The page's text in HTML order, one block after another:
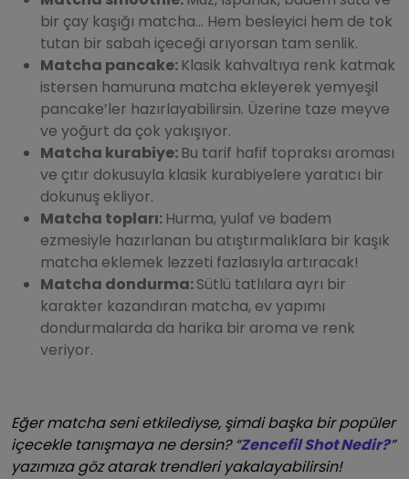
bir çay kaşığı matcha… Hem besleyici hem de tok
tutan bir sabah içeceği arıyorsan tam senlik.
Matcha pancake: Klasik kahvaltıya renk katmak
istersen hamuruna matcha ekleyerek yemyeşil
pancake’ler hazırlayabilirsin. Üzerine taze meyve
ve yoğurt da çok yakışıyor.
Matcha kurabiye: Bu tarif hafif topraksı aroması
ve çıtır dokusuyla klasik kurabiyelere yaratıcı bir
dokunuş ekliyor.
Matcha topları: Hurma, yulaf ve badem
ezmesiyle hazırlanan bu atıştırmalıklara bir kaşık
matcha eklemek lezzeti fazlasıyla artıracak!
Matcha dondurma:Sütlü tatlılara ayrı bir
karakter kazandıran matcha, ev yapımı
dondurmalarda da harika bir aroma ve renk
veriyor.
Eğer matcha seni etkilediyse, şimdi başka bir popüler
içecekle tanışmaya ne dersin? “Zencefil Shot Nedir?”
yazımıza göz atarak trendleri yakalayabilirsin!